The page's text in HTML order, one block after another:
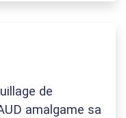
de
amalgame sa